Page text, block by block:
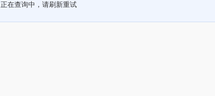
正在查询中，请刷新重试